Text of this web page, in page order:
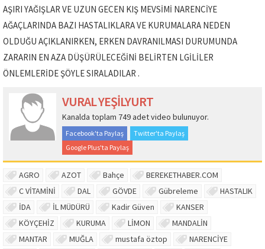
AŞIRI YAĞIŞLAR VE UZUN GECEN KIŞ MEVSİMİ NARENCİYE
AĞAÇLARINDA BAZI HASTALIKLARA VE KURUMALARA NEDEN
OLDUĞU AÇIKLANIRKEN, ERKEN DAVRANILMASI DURUMUNDA
ZARARIN EN AZA DÜŞÜRÜLECEĞİNİ BELİRTEN LGİLİLER
ÖNLEMLERİDE ŞÖYLE SIRALADILAR .
VURAL YEŞİLYURT
Kanalda toplam 749 adet video bulunuyor.
Facebook'ta Paylaş
Twitter'ta Paylaş
Google Plus'ta Paylaş
AGRO AZOT Bahçe
BEREKETHABER.COM
C VİTAMİNİ
DAL GÖVDE Gübreleme
HASTALIK
İDA
İL MÜDÜRÜ Kadir Güven
KANSER
KÖYÇEHİZ
KURUMA LİMON
MANDALİN
MANTAR
MUĞLA mustafa öztop
NARENCİYE